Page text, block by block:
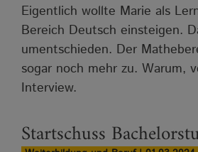
Eigentlich wollte Marie als
Bereich Deutsch einsteigen.
umentschieden. Der
sogar noch mehr zu. Warum,
Interview.
Startschuss